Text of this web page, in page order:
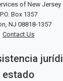
of New Jersey
P.O. Box 1357
NJ 08818-1357
Contact Us
estado